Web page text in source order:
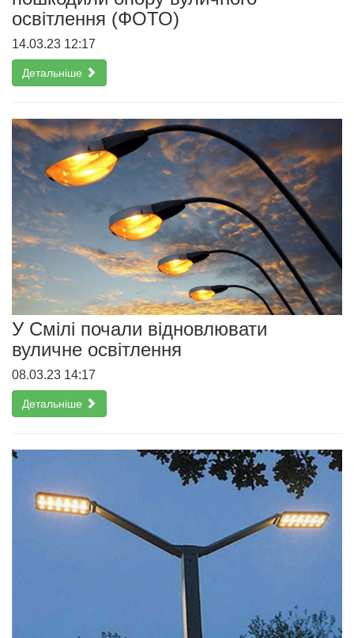
освітлення (ФОТО)
14.03.23 12:17
Детальніше
У Смілі почали відновлювати
вуличне освітлення
08.03.23 14:17
Детальніше